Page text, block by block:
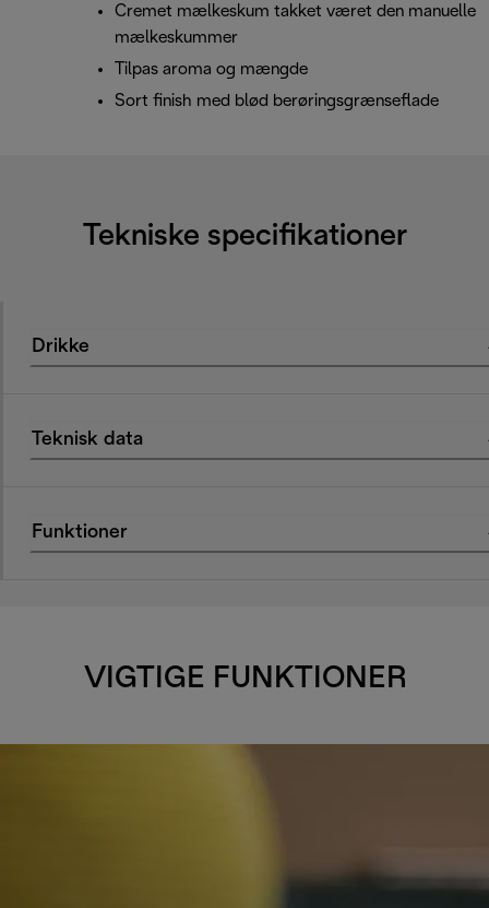
Cremet mælkeskum takket været den manuelle
mælkeskummer
Tilpas aroma og mængde
Sort finish med blød berøringsgrænseflade
Tekniske specifikationer
Drikke
Teknisk data
Funktioner
VIGTIGE FUNKTIONER